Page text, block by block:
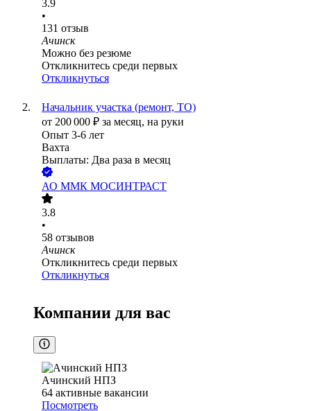
3.9
•
131 отзыв
Ачинск
Можно без резюме
Откликнитесь среди первых
Откликнуться
Начальник участка (ремонт, ТО)
от 200 000 ₽ за месяц, на руки
Опыт 3-6 лет
Вахта
Выплаты: Два раза в месяц
АО ММК МОСИНТРАСТ
3.8
•
58 отзывов
Ачинск
Откликнитесь среди первых
Откликнуться
Компании для вас
Ачинский НПЗ
64 активные вакансии
Посмотреть